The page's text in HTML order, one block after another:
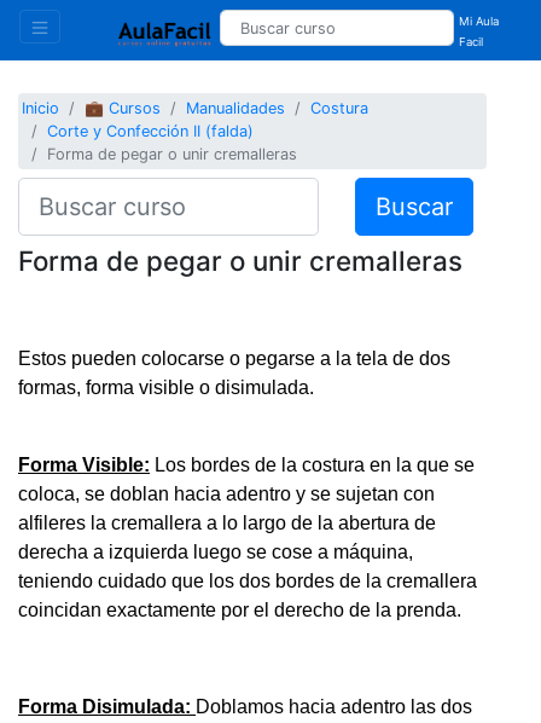
Mi Aula
Facil
Inicio 💼 Cursos Manualidades
Costura
Corte y Confección II (falda)
Forma de pegar o unir cremalleras
Buscar
Forma de pegar o unir cremalleras
Estos pueden colocarse o pegarse a la tela de dos
formas, forma visible o disimulada.
Forma Visible: Los bordes de la costura en la que se
coloca, se doblan hacia adentro y se sujetan con
alfileres la cremallera a lo largo de la abertura de
derecha a izquierda luego se cose a máquina,
teniendo cuidado que los dos bordes de la cremallera
coincidan exactamente por el derecho de la prenda.
Forma Disimulada: Doblamos hacia adentro las dos